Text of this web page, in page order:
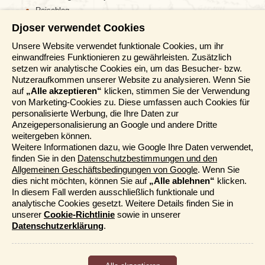
Sakura-Bäumen genießen.
Hiroshimaist in erster Linie bekannt aufgrund der totalen
Verwüstung, die die Atombombe am 6. August 1945 um
8:15 Uhr morgens anrichtete. Dieser Bombe sind mehr
als 75.000 Menschen zum Opfer gefallen und noch
drei Monaten nach der Explosion durch die radioaktive
Strahlung. Der Peace Memorial Park und die
Reiseblog
Informationen
Reisemessen
Häufig gestellte Fragen
AGB
Formblatt
Datenschutz
Informationstage
Unser Belgischer Partner
Unser Niederländischer Partner
Sitemap
Cookie-Richtlinie
Mehr entdecken
Djoser verwendet Cookies
Unsere Website verwendet funktionale Cookies, um ihr
einwandfreies Funktionieren zu gewährleisten. Zusätzlich
setzen wir analytische Cookies ein, um das Besucher- bzw.
Nutzeraufkommen unserer Website zu analysieren. Wenn Sie
auf „Alle akzeptieren“ klicken, stimmen Sie der Verwendung
von Marketing-Cookies zu. Diese umfassen auch Cookies für
personalisierte Werbung, die Ihre Daten zur
Anzeigepersonalisierung an Google und andere Dritte
weitergeben können.
Weitere Informationen dazu, wie Google Ihre Daten verwendet,
finden Sie in den Datenschutzbestimmungen und den
Allgemeinen Geschäftsbedingungen von Google. Wenn Sie
dies nicht möchten, können Sie auf „Alle ablehnen“ klicken.
In diesem Fall werden ausschließlich funktionale und
analytische Cookies gesetzt. Weitere Details finden Sie in
unserer Cookie-Richtlinie sowie in unserer
Datenschutzerklärung.
Cookies, die das ordnungsgemäße Funktionieren der Website